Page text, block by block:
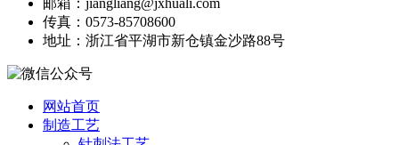
传真：0573-85708600
地址：浙江省平湖市新仓镇金沙路88号
网站首页
制造工艺